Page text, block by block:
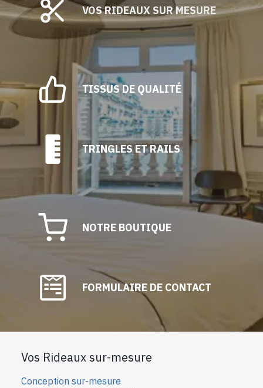
VOS RIDEAUX SUR MESURE
TISSUS DE QUALITÉ
TRINGLES ET RAILS
NOTRE BOUTIQUE
FORMULAIRE DE CONTACT
Vos Rideaux sur-mesure
Conception sur-mesure